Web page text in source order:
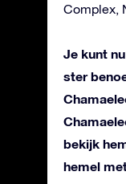
Complex,
Je kunt
ster
bekijk
hemel